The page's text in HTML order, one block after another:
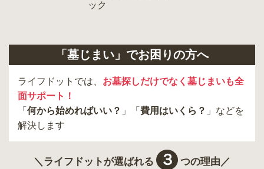
「墓じまい」でお困りの方へ
ライフドットでは、 お墓探しだけでなく墓じまいも全
面サポート！
「 何から始めればいい？ 」「 費用はいくら？ 」などを
解決します
＼ライフドットが選ばれる ３ つの理由／